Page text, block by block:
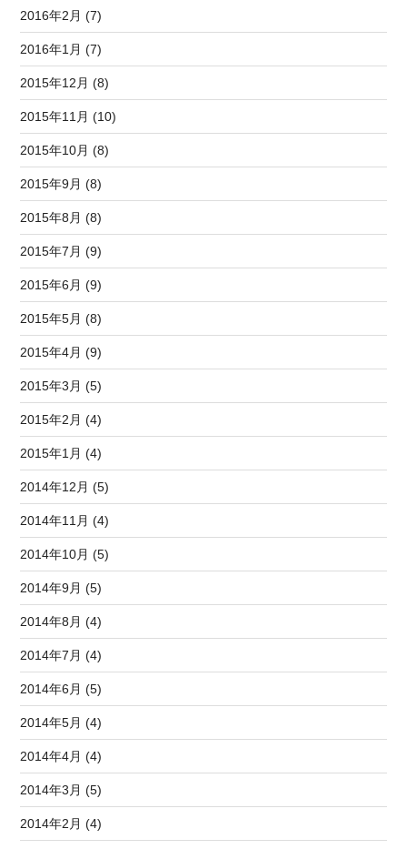
2016年2月 (7)
2016年1月 (7)
2015年12月 (8)
2015年11月 (10)
2015年10月 (8)
2015年9月 (8)
2015年8月 (8)
2015年7月 (9)
2015年6月 (9)
2015年5月 (8)
2015年4月 (9)
2015年3月 (5)
2015年2月 (4)
2015年1月 (4)
2014年12月 (5)
2014年11月 (4)
2014年10月 (5)
2014年9月 (5)
2014年8月 (4)
2014年7月 (4)
2014年6月 (5)
2014年5月 (4)
2014年4月 (4)
2014年3月 (5)
2014年2月 (4)